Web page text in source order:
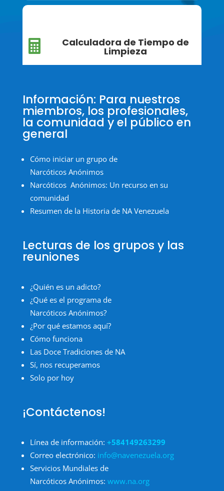
 Calculadora de Tiempo de
Limpieza
Información: Para nuestros
miembros, los profesionales,
la comunidad y el público en
general
Cómo iniciar un grupo de
Narcóticos Anónimos
Narcóticos Anónimos: Un recurso en su
comunidad
Resumen de la Historia de NA Venezuela
Lecturas de los grupos y las
reuniones
¿Quién es un adicto?
¿Qué es el programa de
Narcóticos Anónimos?
¿Por qué estamos aquí?
Cómo funciona
Las Doce Tradiciones de NA
Sí, nos recuperamos
Solo por hoy
¡Contáctenos!
Línea de información: +584149263299
Correo electrónico: info@navenezuela.org
Servicios Mundiales de
Narcóticos Anónimos: www.na.org